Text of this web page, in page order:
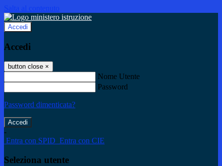
Salta al contenuto
Accedi
Accedi
button close ×
Nome Utente
Password
Password dimenticata?
-
Entra con SPID Entra con CIE
Seleziona utente